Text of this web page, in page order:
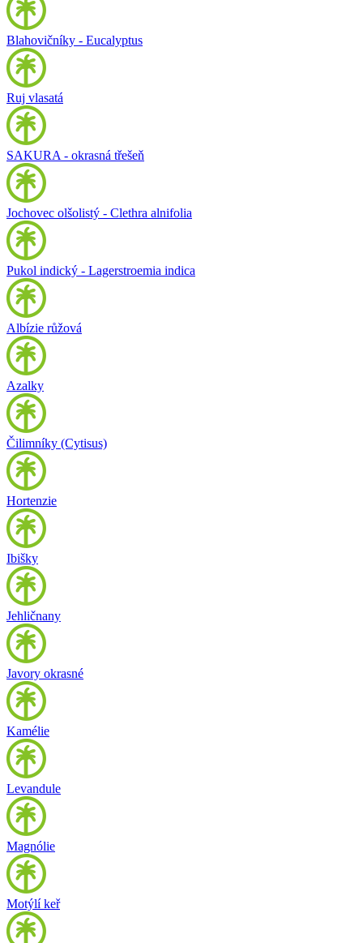
Blahovičníky - Eucalyptus
Ruj vlasatá
SAKURA - okrasná třešeň
Jochovec olšolistý - Clethra alnifolia
Pukol indický - Lagerstroemia indica
Albízie růžová
Azalky
Čilimníky (Cytisus)
Hortenzie
Ibišky
Jehličnany
Javory okrasné
Kamélie
Levandule
Magnólie
Motýlí keř